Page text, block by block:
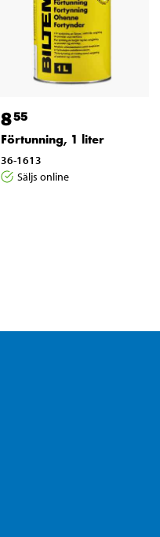
855
Förtunning, 1 liter
36-1613
Säljs online